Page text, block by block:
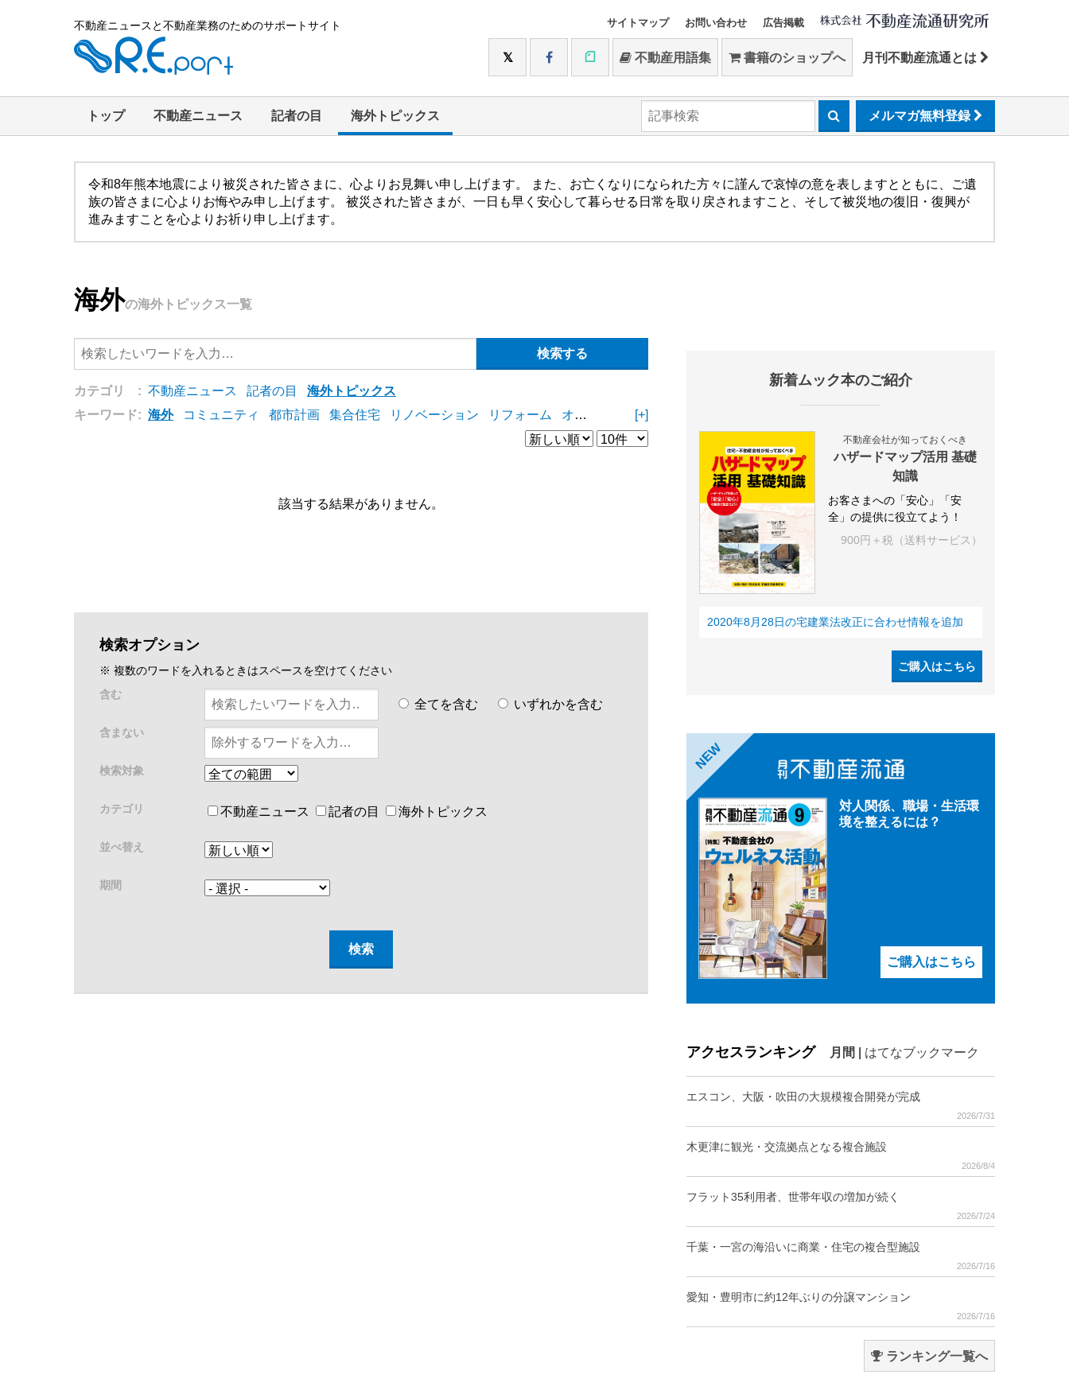
不動産ニュースと不動産業務のためのサポートサイト サイトマップ お問い合わせ 広告掲載
不動産用語集 書籍のショップへ 月刊不動産流通とは
トップ 不動産ニュース 記者の目 海外トピックス メルマガ無料登録
令和8年熊本地震により被災された皆さまに、心よりお見舞い申し上げます。 また、お亡くなりになられた方々に謹んで哀悼の意を表しますとともに、ご遺
族の皆さまに心よりお悔やみ申し上げます。 被災された皆さまが、一日も早く安心して暮らせる日常を取り戻されますこと、そして被災地の復旧・復興が
進みますことを心よりお祈り申し上げます。
海外の海外 トピックス一覧
カテゴリ : 不動産ニュース 記者の目
海外トピックス
キーワード: 海外 コミュニティ 都市計画 集合住宅 リノベーション リフォーム オープンスペース [+]
該当する結果がありません。
検索オプション
※ 複数のワードを入れるときはスペースを空けてください
含む
全てを含む いずれかを含む
含まない
検索対象
カテゴリ 不動産ニュース 記者の目 海外トピックス
並べ替え
期間
新着ムック本のご紹介
不動産会社が知っておくべき
ハザードマップ活用 基礎
知識
お客さまへの「安心」「安
全」の提供に役立てよう！
900円＋税（送料サービス）
2020年8月28日の宅建業法改正に合わせ情報を追加
ご購入はこちら
NEW
対人関係、職場・生活環
境を整えるには？
ご購入はこちら
アクセスランキング 月間 はてなブックマーク
エスコン、大阪・吹田の大規模複合開発が完成
2026/7/31
木更津に観光・交流拠点となる複合施設
2026/8/4
フラット35利用者、世帯年収の増加が続く
2026/7/24
千葉・一宮の海沿いに商業・住宅の複合型施設
2026/7/16
愛知・豊明市に約12年ぶりの分譲マンション
2026/7/16
ランキング一覧へ